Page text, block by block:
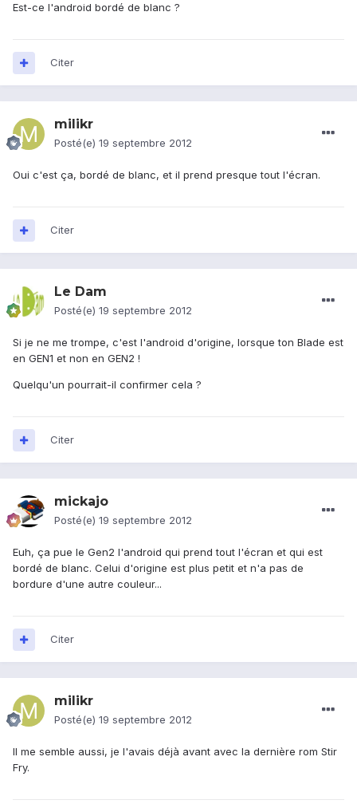
Est-ce l'android bordé de blanc ?
Citer
milikr
Posté(e) 19 septembre 2012
Oui c'est ça, bordé de blanc, et il prend presque tout l'écran.
Citer
Le Dam
Posté(e) 19 septembre 2012
Si je ne me trompe, c'est l'android d'origine, lorsque ton Blade est
en GEN1 et non en GEN2 !
Quelqu'un pourrait-il confirmer cela ?
Citer
mickajo
Posté(e) 19 septembre 2012
Euh, ça pue le Gen2 l'android qui prend tout l'écran et qui est
bordé de blanc. Celui d'origine est plus petit et n'a pas de
bordure d'une autre couleur...
Citer
milikr
Posté(e) 19 septembre 2012
Il me semble aussi, je l'avais déjà avant avec la dernière rom Stir
Fry.